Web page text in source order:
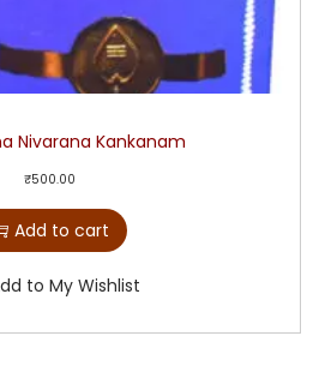
Nivarana Kankanam
₹500.00
Add to cart
to My Wishlist